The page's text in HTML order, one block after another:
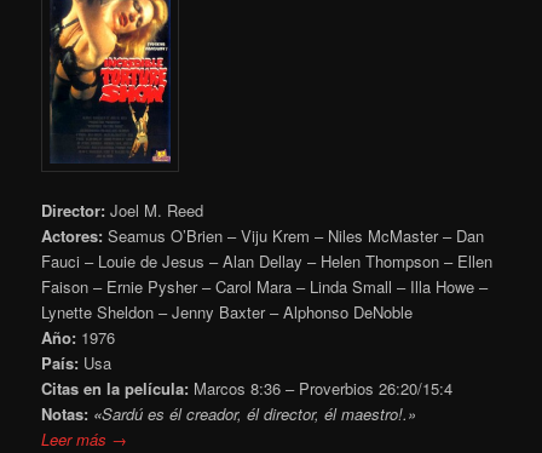
Director: Joel M. Reed
Actores: Seamus O’Brien – Viju Krem – Niles McMaster – Dan
Fauci – Louie de Jesus – Alan Dellay – Helen Thompson – Ellen
Faison – Ernie Pysher – Carol Mara – Linda Small – Illa Howe –
Lynette Sheldon – Jenny Baxter – Alphonso DeNoble
Año: 1976
País: Usa
Citas en la película: Marcos 8:36 – Proverbios 26:20/15:4
Notas: «Sardú es él creador, él director, él maestro!.»
Leer más →